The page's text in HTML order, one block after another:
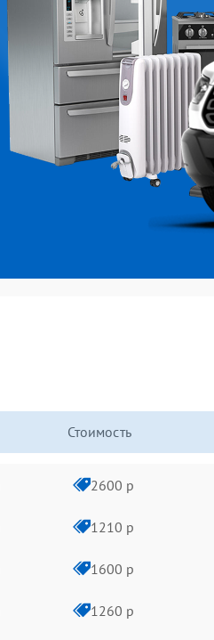
Стоимость
2600 р
1210 р
1600 р
1260 р